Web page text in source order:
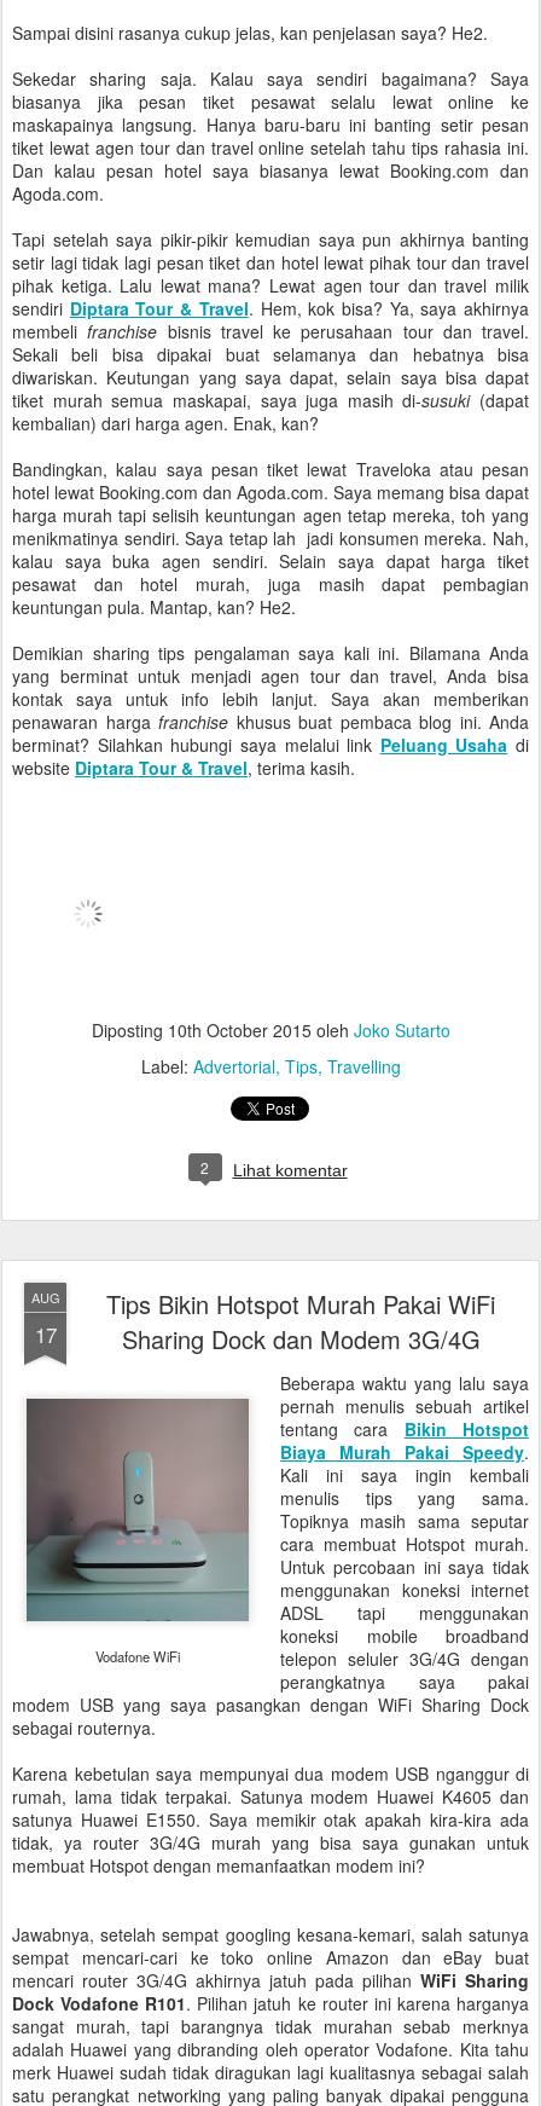
Sampai disini rasanya cukup jelas, kan penjelasan saya? He2.
Sekedar sharing saja. Kalau saya sendiri bagaimana? Saya
biasanya jika pesan tiket pesawat selalu lewat online ke
maskapainya langsung. Hanya baru-baru ini banting setir pesan
tiket lewat agen tour dan travel online setelah tahu tips rahasia ini.
Dan kalau pesan hotel saya biasanya lewat Booking.com dan
Agoda.com.
Tapi setelah saya pikir-pikir kemudian saya pun akhirnya banting
setir lagi tidak lagi pesan tiket dan hotel lewat pihak tour dan travel
pihak ketiga. Lalu lewat mana? Lewat agen tour dan travel milik
sendiri Diptara Tour & Travel. Hem, kok bisa? Ya, saya akhirnya
membelifranchise bisnis travel ke perusahaan tour dan travel.
Sekali beli bisa dipakai buat selamanya dan hebatnya bisa
diwariskan. Keutungan yang saya dapat, selain saya bisa dapat
tiket murah semua maskapai, saya juga masih di-susuki(dapat
kembalian) dari harga agen. Enak, kan?
Bandingkan, kalau saya pesan tiket lewat Traveloka atau pesan
hotel lewat Booking.com dan Agoda.com. Saya memang bisa dapat
harga murah tapi selisih keuntungan agen tetap mereka, toh yang
menikmatinya sendiri. Saya tetap lah jadi konsumen mereka. Nah,
kalau saya buka agen sendiri. Selain saya dapat harga tiket
pesawat dan hotel murah, juga masih dapat pembagian
keuntungan pula. Mantap, kan? He2.
Demikian sharing tips pengalaman saya kali ini. Bilamana Anda
yang berminat untuk menjadi agen tour dan travel, Anda bisa
kontak saya untuk info lebih lanjut. Saya akan memberikan
penawaran harga franchise khusus buat pembaca blog ini. Anda
berminat? Silahkan hubungi saya melalui link Peluang Usaha di
website Diptara Tour & Travel, terima kasih.
Diposting 10th October 2015oleh Joko Sutarto
Label: Advertorial Tips Travelling
2 Lihat komentar
AUG
17
Tips Bikin Hotspot Murah Pakai WiFi
Sharing Dock dan Modem 3G/4G
Vodafone WiFi
Beberapa waktu yang lalu saya
pernah menulis sebuah artikel
tentang cara Bikin Hotspot
Biaya Murah Pakai Speedy.
Kali ini saya ingin kembali
menulis tips yang sama.
Topiknya masih sama seputar
cara membuat Hotspot murah.
Untuk percobaan ini saya tidak
menggunakan koneksi internet
ADSL tapi menggunakan
koneksi mobile broadband
telepon seluler 3G/4G dengan
perangkatnya saya pakai
modem USB yang saya pasangkan dengan WiFi Sharing Dock
sebagai routernya.
Karena kebetulan saya mempunyai dua modem USB nganggur di
rumah, lama tidak terpakai. Satunya modem Huawei K4605 dan
satunya Huawei E1550. Saya memikir otak apakah kira-kira ada
tidak, ya router 3G/4G murah yang bisa saya gunakan untuk
membuat Hotspot dengan memanfaatkan modem ini?
Jawabnya, setelah sempat googling kesana-kemari, salah satunya
sempat mencari-cari ke toko online Amazon dan eBay buat
mencari router 3G/4G akhirnya jatuh pada pilihan WiFi Sharing
Dock Vodafone R101. Pilihan jatuh ke router ini karena harganya
sangat murah, tapi barangnya tidak murahan sebab merknya
adalah Huawei yang dibranding oleh operator Vodafone. Kita tahu
merk Huawei sudah tidak diragukan lagi kualitasnya sebagai salah
satu perangkat networking yang paling banyak dipakai pengguna